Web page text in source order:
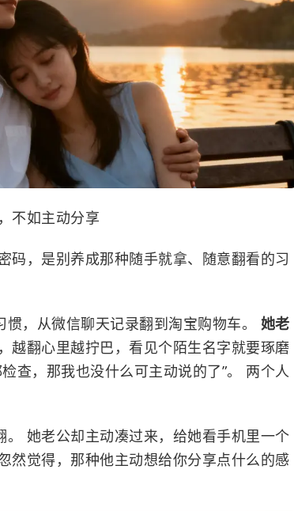
不如主动分享
码，是别养成那种随手就拿、随意翻看的习
，从微信聊天记录翻到淘宝购物车。 她老
越翻心里越拧巴，看见个陌生名字就要琢磨
查，那我也没什么可主动说的了”。 两个人
她老公却主动凑过来，给她看手机里一个
然觉得，那种他主动想给你分享点什么的感